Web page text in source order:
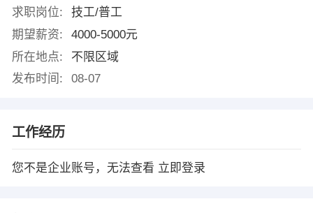
求职岗位:
技工/普工
期望薪资:
4000-5000元
所在地点:
不限区域
发布时间:
08-07
工作经历
您不是企业账号，无法查看 立即登录